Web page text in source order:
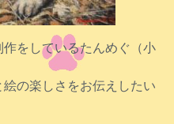
をしているたんめぐ（小
の楽しさをお伝えしたい